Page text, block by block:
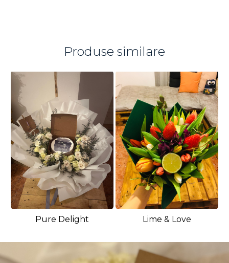
Produse similare
Pure Delight Lime & Love